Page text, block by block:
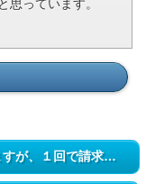
思っています。
1/16 10:35 他の方もコメントしていますが、１回で請求できますよ。 相...